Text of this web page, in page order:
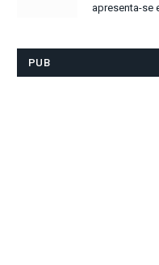
apresenta-se
PUB